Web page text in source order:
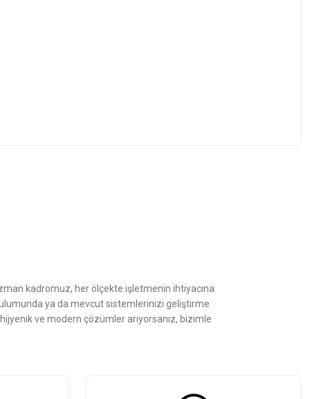
kadromuz, her ölçekte işletmenin ihtiyacına
ya da mevcut sistemlerinizi geliştirme
ve modern çözümler arıyorsanız, bizimle